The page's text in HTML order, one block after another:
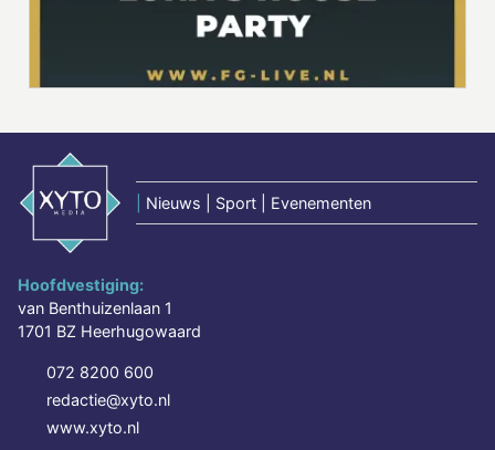
Nieuws | Sport | Evenementen
Hoofdvestiging:
van Benthuizenlaan 1
1701 BZ Heerhugowaard
072 8200 600
redactie@xyto.nl
www.xyto.nl